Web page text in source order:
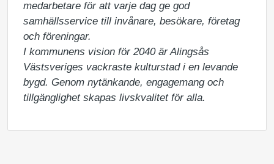
medarbetare för att varje dag ge god
samhällsservice till invånare, besökare, företag
och föreningar.
I kommunens vision för 2040 är Alingsås
Västsveriges vackraste kulturstad i en levande
bygd. Genom nytänkande, engagemang och
tillgänglighet skapas livskvalitet för alla.